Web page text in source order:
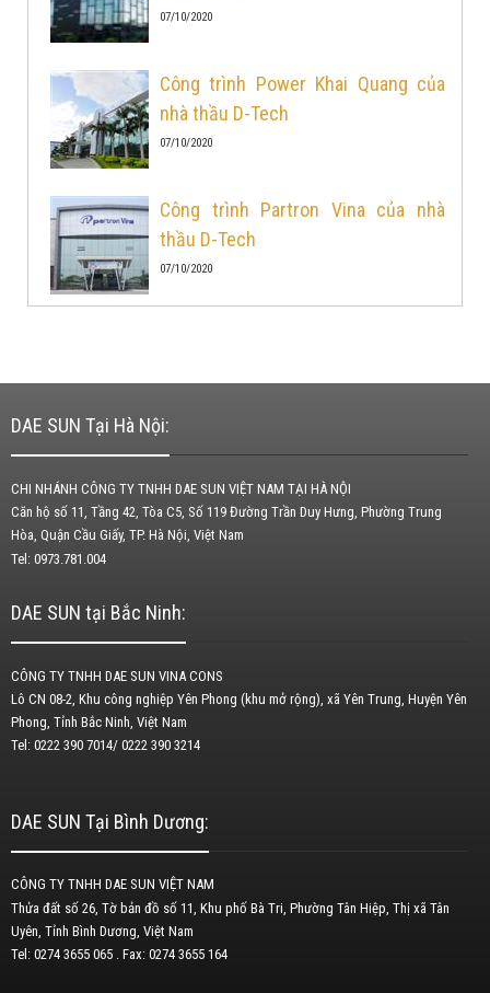
07/10/2020
Công trình Power Khai Quang của
nhà thầu D-Tech
07/10/2020
Công trình Partron Vina của nhà
thầu D-Tech
07/10/2020
DAE SUN Tại Hà Nội:
CHI NHÁNH CÔNG TY TNHH DAE SUN VIỆT NAM TẠI HÀ NỘI
Căn hộ số 11, Tầng 42, Tòa C5, Số 119 Đường Trần Duy Hưng, Phường Trung
Hòa, Quận Cầu Giấy, TP. Hà Nội, Việt Nam
Tel: 0973.781.004
DAE SUN tại Bắc Ninh:
CÔNG TY TNHH DAE SUN VINA CONS
Lô CN 08-2, Khu công nghiệp Yên Phong (khu mở rộng), xã Yên Trung, Huyện Yên
Phong, Tỉnh Bắc Ninh, Việt Nam
Tel: 0222 390 7014/ 0222 390 3214
DAE SUN Tại Bình Dương:
CÔNG TY TNHH DAE SUN VIỆT NAM
Thửa đất số 26, Tờ bản đồ số 11, Khu phố Bà Tri, Phường Tân Hiệp, Thị xã Tân
Uyên, Tỉnh Bình Dương, Việt Nam
Tel: 0274 3655 065 . Fax: 0274 3655 164